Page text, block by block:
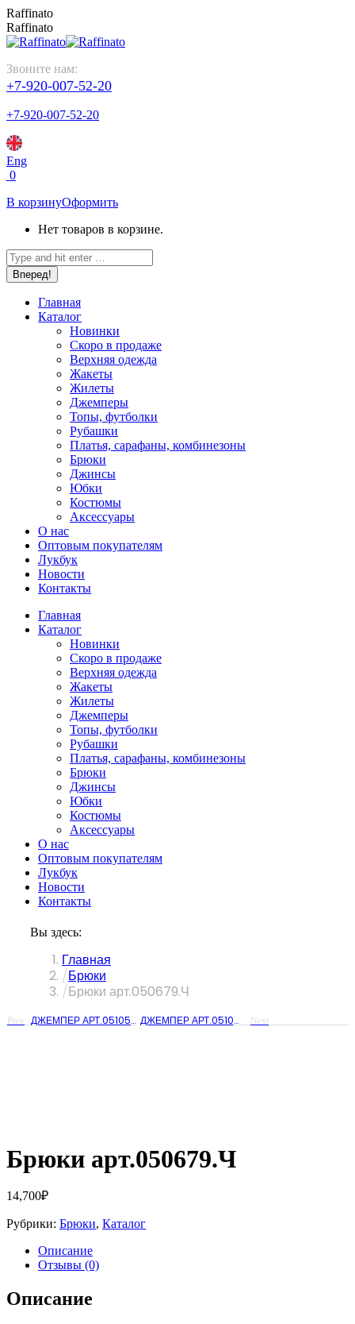
Перейти
к
содержанию
Raffinato
Raffinato
Звоните нам:
+7-920-007-52-20
+7-920-007-52-20
Eng
0
В корзинуОформить
Нет товаров в корзине.
Поиск:
Главная
Каталог
Новинки
Скоро в продаже
Верхняя одежда
Жакеты
Жилеты
Джемперы
Топы, футболки
Рубашки
Платья, сарафаны, комбинезоны
Брюки
Джинсы
Юбки
Костюмы
Аксессуары
О нас
Оптовым покупателям
Лукбук
Новости
Контакты
Главная
Каталог
Новинки
Скоро в продаже
Верхняя одежда
Жакеты
Жилеты
Джемперы
Топы, футболки
Рубашки
Платья, сарафаны, комбинезоны
Брюки
Джинсы
Юбки
Костюмы
Аксессуары
О нас
Оптовым покупателям
Лукбук
Новости
Контакты
Вы здесь:
Главная
Брюки
Брюки арт.050679.Ч
Prev ДЖЕМПЕР АРТ.051052 ДЖЕМПЕР АРТ.051055 Next
Брюки арт.050679.Ч
14,700₽
Рубрики: Брюки, Каталог
Описание
Отзывы (0)
Описание